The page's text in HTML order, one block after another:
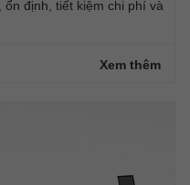
ổn định, tiết kiệm chi phí và
Xem thêm